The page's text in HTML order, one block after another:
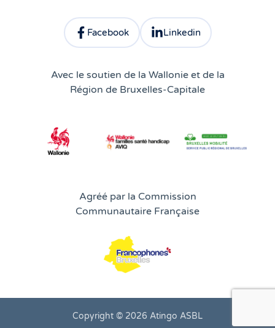
Facebook
Consulter le profil facebook d'Atingo
Linkedin
Consulter le profil linkedin
Avec le soutien de la Wallonie et de la
Région de Bruxelles-Capitale
Agréé par la Commission
Communautaire Française
Copyright © 2026 Atingo ASBL